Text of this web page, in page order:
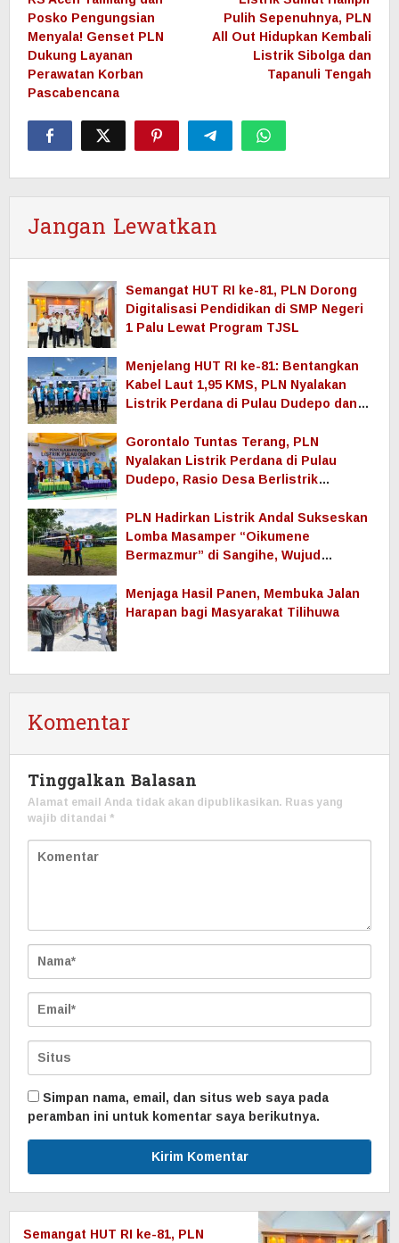
pos
Posko Pengungsian
Menyala! Genset PLN
Dukung Layanan
Perawatan Korban
Pascabencana
Pulih Sepenuhnya, PLN
All Out Hidupkan Kembali
Listrik Sibolga dan
Tapanuli Tengah
Jangan Lewatkan
Semangat HUT RI ke-81, PLN Dorong
Digitalisasi Pendidikan di SMP Negeri
1 Palu Lewat Program TJSL
Menjelang HUT RI ke-81: Bentangkan
Kabel Laut 1,95 KMS, PLN Nyalakan
Listrik Perdana di Pulau Dudepo dan
Berlistrik Provinsi Gorontalo
Gorontalo Tuntas Terang, PLN
Nyalakan Listrik Perdana di Pulau
Dudepo, Rasio Desa Berlistrik
PLN Hadirkan Listrik Andal Sukseskan
Lomba Masamper “Oikumene
Bermazmur” di Sangihe, Wujud
Kebersamaan
Menjaga Hasil Panen, Membuka Jalan
Harapan bagi Masyarakat Tilihuwa
Komentar
Tinggalkan Balasan
Alamat email Anda tidak akan dipublikasikan. Ruas yang
wajib ditandai *
Simpan nama, email, dan situs web saya pada
peramban ini untuk komentar saya berikutnya.
Semangat HUT RI ke-81, PLN